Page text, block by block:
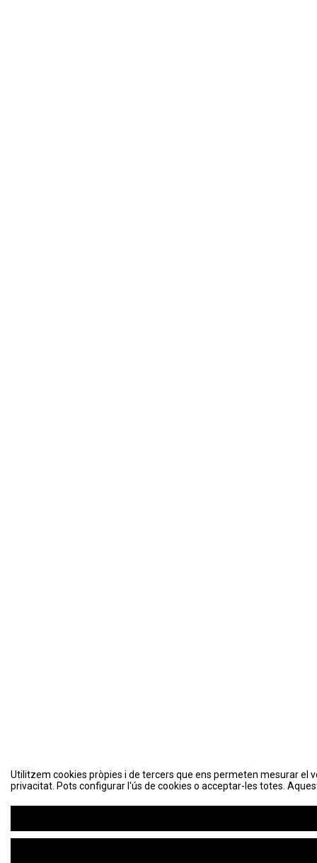
Utilitzem cookies pròpies i de tercers que ens permeten mesurar el
privacitat. Pots configurar l'ús de cookies o acceptar-les totes.